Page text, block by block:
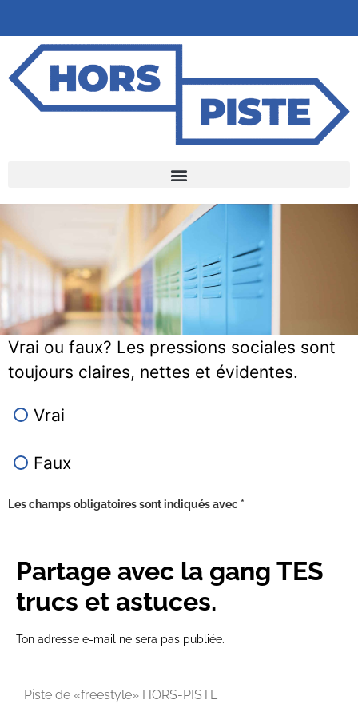
Vrai ou faux? Les pressions sociales sont
toujours claires, nettes et évidentes.
Vrai
Faux
Les champs obligatoires sont indiqués avec *
Partage avec la gang TES
trucs et astuces.